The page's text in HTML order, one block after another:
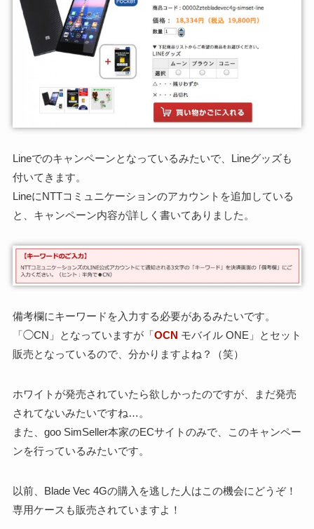
Lineでのキャンペーンとなっているみたいで、Lineグッズも
付いてきます。
LineにNTTコミュニケーションのアカウントを追加している
と、キャンペーン内容が詳しく書いてありました。
備考欄にキーワードを入力する必要があるみたいです。
「◯CN」となっていますが「OCN モバイル ONE」とセット
販売となっているので、分かりますよね？（笑）
ホワイトが発売されていたら欲しかったのですが、まだ発売
されてないみたいですね…。
また、goo SimSeller本家のECサイトのみで、このキャンペー
ンを行っているみたいです。
以前、Blade Vec 4Gの購入を逃した人はこの機会にどうぞ！
専用ケースも販売されていますよ！